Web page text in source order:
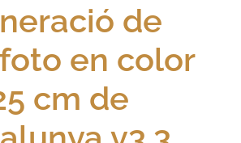
de
en color
cm de